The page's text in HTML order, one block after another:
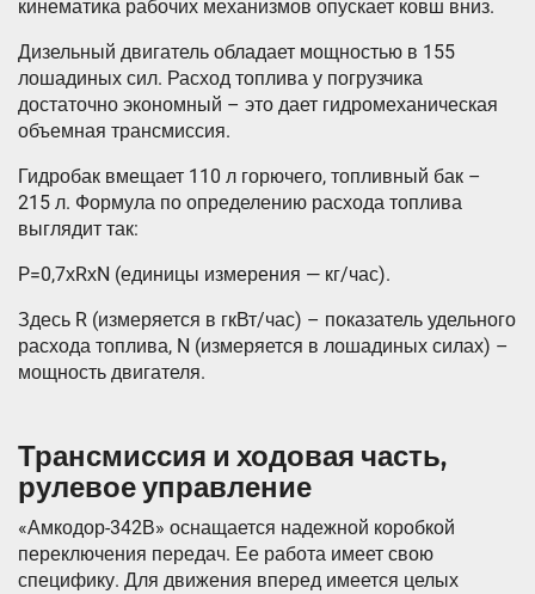
кинематика рабочих механизмов опускает ковш вниз.
Дизельный двигатель обладает мощностью в 155
лошадиных сил. Расход топлива у погрузчика
достаточно экономный – это дает гидромеханическая
объемная трансмиссия.
Гидробак вмещает 110 л горючего, топливный бак –
215 л. Формула по определению расхода топлива
выглядит так:
P=0,7хRхN (единицы измерения — кг/час).
Здесь R (измеряется в гкВт/час) – показатель удельного
расхода топлива, N (измеряется в лошадиных силах) –
мощность двигателя.
Трансмиссия и ходовая часть,
рулевое управление
«Амкодор-342В» оснащается надежной коробкой
переключения передач. Ее работа имеет свою
специфику. Для движения вперед имеется целых